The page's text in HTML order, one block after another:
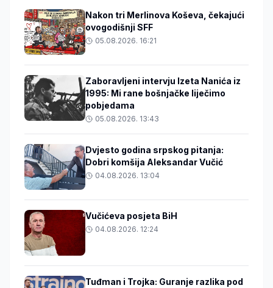
Nakon tri Merlinova Koševa, čekajući
ovogodišnji SFF
05.08.2026. 16:21
Zaboravljeni intervju Izeta Nanića iz
1995: Mi rane bošnjačke liječimo
pobjedama
05.08.2026. 13:43
Dvjesto godina srpskog pitanja:
Dobri komšija Aleksandar Vučić
04.08.2026. 13:04
Vučićeva posjeta BiH
04.08.2026. 12:24
Tuđman i Trojka: Guranje razlika pod